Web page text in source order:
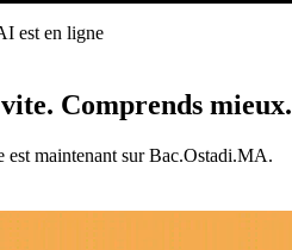
ligne
est en ligne
Comprends mieux.
est maintenant sur Bac.Ostadi.MA.